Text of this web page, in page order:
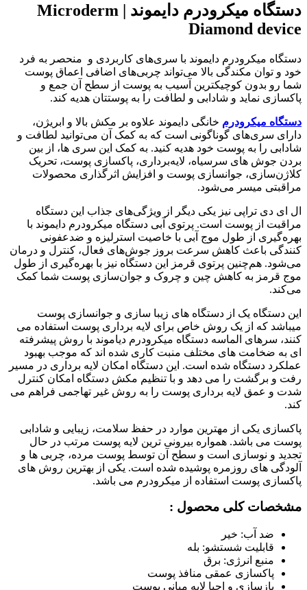
دستگاه میکرودرم دایموند | Microderm
Diamond device
دستگاه میکرودرم دایموند با سری‌های کاربردی و منحصر به فرد
خود و توان مکندگی بالا می‌تواند چربی‌های اضافی اعماق پوست
شما رو بدون کوچیکترین آسیب به پوست از سطح آن جمع و
پاکسازی نماید و شادابی و لطافت را به پوستتان هدیه کند.
دستگاه میکرودرم خانگی دایموند علاوه بر مکش بالا و ابریژن،
دارای سری‌های گوناگونی است که به کمک آن می‌توانید لطافت و
شادابی را به پوست خود هدیه کنید. به کمک این سری ها، از بین
بردن جوش های سرسیاه، لایه‌برداری، پاکسازی پوست، تحریک
کلاژن‌سازی، جوانسازی پوست و افزایش اثرگذاری محصولات
مراقبتی میسر می‌شود.
ال ای دی تراپی نیز یکی دیگر از ویژگی‌های جذاب این دستگاه
مراقبت از پوست است. پرتوی آبی دستگاه میکرودرم دایموند با
بهره‌گیری از طول موج آبی با خاصیت استرلیزه و ضدعفونی
کنندگی باعث کاهش سرعت بروز جوش‌های فعال، کنترل و درمان
می‌شود. هم‌چنین پرتوی قرمز این دستگاه نیز با بهره‌گیری از طول
موج قرمز به کاهش چین و چروک و جوان‌سازی پوست شما کمک
می‌کند.
این دستگاه یک از دستگاه های زیبا سازی و جوانسازی پوست
میباشد که از یک روش خاص برای لایه برداری پوست استفاده می
کنند، سرهای الماسه دستگاه میکرودرم دیاموند با روش پیشرفته
ای به ضخامت های مختلف منبت کاری شده اند که موجب بهبود
عملکرد دستگاه شده است. این دستگاه امکان لایه برداری در مسیر
رفت و برگشت را می دهد و با تنظیم مکش دستگاه امکان کنترل
شدت و عمق لایه برداری پوست را به روش غیر تهاجمی فراهم می
کند.
پاکسازی یکی از مهترین موارد در حفظ سلامت، زیبایی و شادابی
پوست می باشد. همواره بیرونی ترین لایه پوست مرتب در حال
تجدید و نوسازی است و سطح آن توسط پوست مرده، چربی‌ ها و
آلودگی های روزمره پوشیده شده است. یکی از بهترین روش های
پاکسازی پوست استفاده از میکرودرم می باشد.
مشخصات کلی محصول :
ضد آب: خیر
قابلیت شستشو: بله
منبع انرژی: برق
پاکسازی عمقی منافذ پوست
بازسازی و احیا لایه میانی پوست